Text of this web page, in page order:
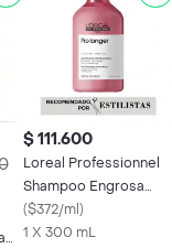
$ 111.600
Loreal Professionnel
Shampoo Engrosa
Puntas
($372/ml)
1 X 300 mL